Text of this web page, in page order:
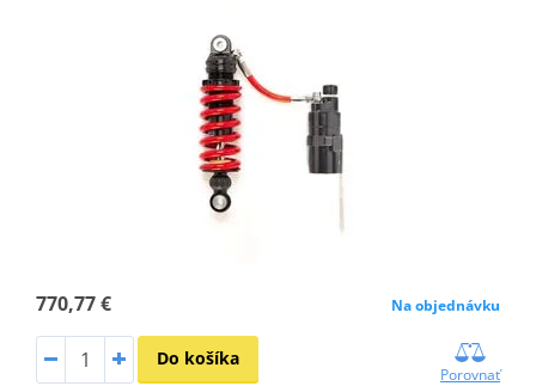
770,77 € Na objednávku
Do košíka
Porovnať